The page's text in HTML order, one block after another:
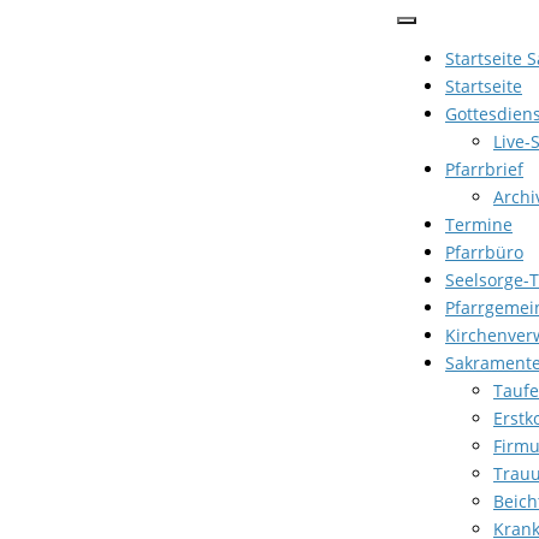
Startseite
Startseite
Live-
Pfarrbrief
Termine
Pfarrbüro
Seelsorge-
Taufe